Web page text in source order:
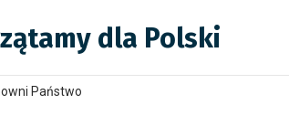
dla Polski
Państwo